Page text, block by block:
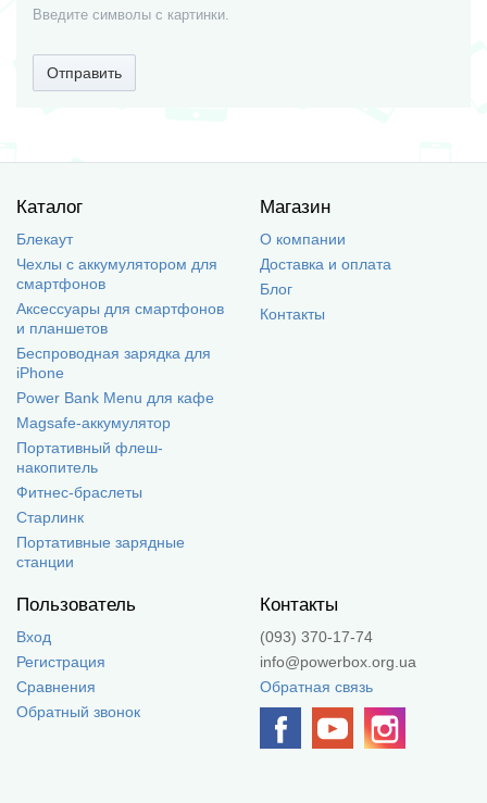
Введите символы с картинки.
Отправить
Каталог
Блекаут
Чехлы с аккумулятором для
смартфонов
Аксессуары для смартфонов
и планшетов
Беспроводная зарядка для
iPhone
Power Bank Menu для кафе
Magsafe-аккумулятор
Портативный флеш-
накопитель
Фитнес-браслеты
Старлинк
Портативные зарядные
станции
Магазин
О компании
Доставка и оплата
Блог
Контакты
Пользователь
Вход
Регистрация
Сравнения
Обратный звонок
Контакты
(093) 370-17-74
info@powerbox.org.ua
Обратная связь